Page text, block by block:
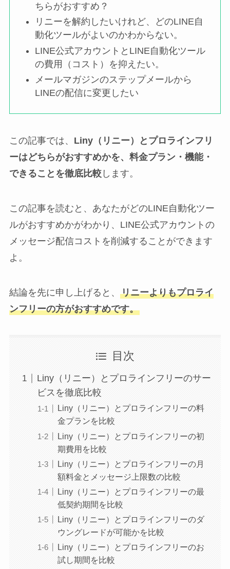
ちらがおすすめ？
リニーを解約したいけれど、どのLINE自
動化ツールがよいのかわからない。
LINE公式アカウントとLINE自動化ツール
の費用（コスト）を抑えたい。
メールマガジンのステップメールから
LINEの配信に変更したい
この記事では、 Liny（リニー）とプロラインフリ
ーはどちらがおすすめかを、料金プラン・機能・
できることを徹底比較します。
この記事を読むと、あなたがどのLINE自動化ツー
ルがおすすめかがわかり、LINE公式アカウントの
メッセージ配信コストを削減することができます
よ。
結論を先に申し上げると、 リニーよりもプロライ
ンフリーの方がおすすめです。
目次
Liny（リニー）とプロラインフリーのサー
ビスを徹底比較
Liny（リニー）とプロラインフリーの料
金プランを比較
Liny（リニー）とプロラインフリーの初
期費用を比較
Liny（リニー）とプロラインフリーの月
額料金とメッセージ上限数の比較
Liny（リニー）とプロラインフリーの最
低契約期間を比較
Liny（リニー）とプロラインフリーのダ
ウングレードが可能かを比較
Liny（リニー）とプロラインフリーのお
試し期間を比較